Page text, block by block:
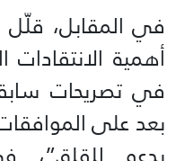
في المقابل، قلّل
أهمية
في تصريحات
بعد على الموافقات